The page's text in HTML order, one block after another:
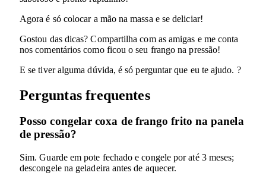
Agora é só colocar a mão na massa e se deliciar!
Gostou das dicas? Compartilha com as amigas e me conta
nos comentários como ficou o seu frango na pressão!
E se tiver alguma dúvida, é só perguntar que eu te ajudo. ?
Perguntas frequentes
Posso congelar coxa de frango frito na panela
de pressão?
Sim. Guarde em pote fechado e congele por até 3 meses;
descongele na geladeira antes de aquecer.